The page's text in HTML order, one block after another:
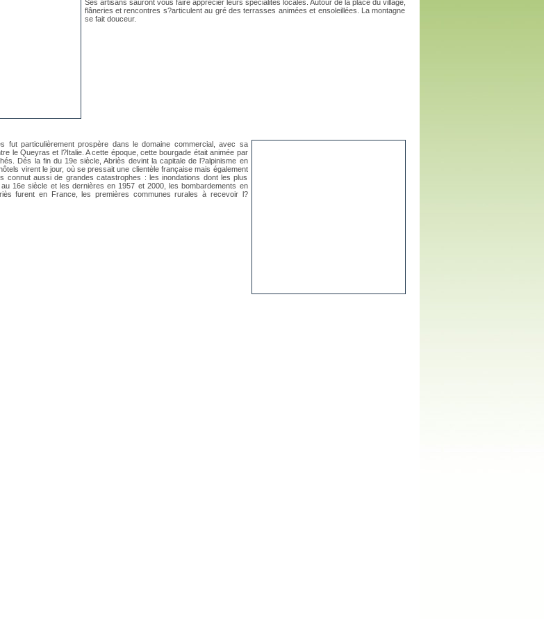
Ses artisans sauront vous faire apprécier leurs spécialités locales. Autour de la place du village,
flâneries et rencontres s?articulent au gré des terrasses animées et ensoleillées. La montagne
se fait douceur.
fut particulièrement prospère dans le domaine commercial, avec sa
le Queyras et l?Italie. A cette époque, cette bourgade était animée par
Dés la fin du 19e siècle, Abriès devint la capitale de l?alpinisme en
virent le jour, où se pressait une clientèle française mais également
connut aussi de grandes catastrophes : les inondations dont les plus
16e siècle et les dernières en 1957 et 2000, les bombardements en
furent en France, les premières communes rurales à recevoir l?